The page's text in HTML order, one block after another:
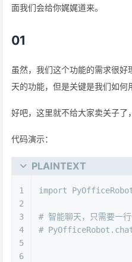
面我们会给你娓娓道来。
01
虽然，我们这个功能的需求很
天的功能，但是关键是我们如何
好吧，这里就不给大家卖关子了
代码演示：
PLAINTEXT
1
2
3
4
5
6
import
# 智能聊天，只需要一
#